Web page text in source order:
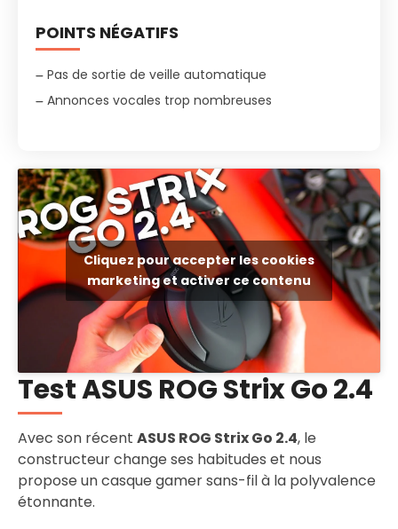
POINTS NÉGATIFS
Pas de sortie de veille automatique
Annonces vocales trop nombreuses
Cliquez pour accepter les cookies
marketing et activer ce contenu
Test ASUS ROG Strix Go 2.4
Avec son récent ASUS ROG Strix Go 2.4, le
constructeur change ses habitudes et nous
propose un casque gamer sans-fil à la polyvalence
étonnante.